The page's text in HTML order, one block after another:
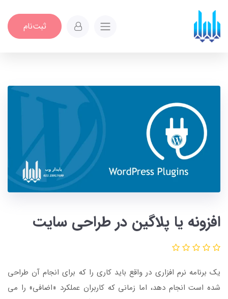
ثبت‌نام
افزونه یا پلاگین در طراحی سایت
یک برنامه نرم افزاری در واقع باید کاری را که برای انجام آن طراحی
شده است انجام دهد، اما زمانی که کاربران عملکرد «اضافی» را می